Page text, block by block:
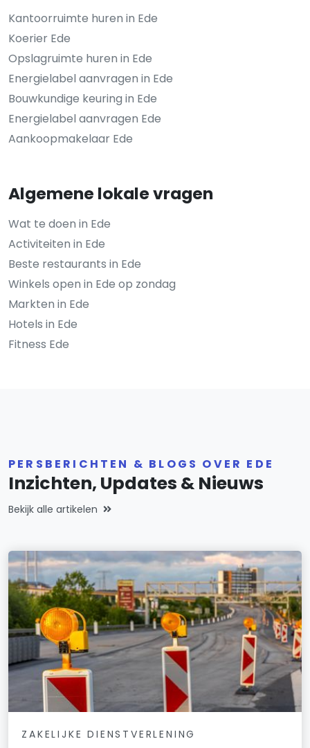
Kantoorruimte huren in Ede
Koerier Ede
Opslagruimte huren in Ede
Energielabel aanvragen in Ede
Bouwkundige keuring in Ede
Energielabel aanvragen Ede
Aankoopmakelaar Ede
Algemene lokale vragen
Wat te doen in Ede
Activiteiten in Ede
Beste restaurants in Ede
Winkels open in Ede op zondag
Markten in Ede
Hotels in Ede
Fitness Ede
PERSBERICHTEN & BLOGS OVER EDE
Inzichten, Updates & Nieuws
Bekijk alle artikelen
ZAKELIJKE DIENSTVERLENING